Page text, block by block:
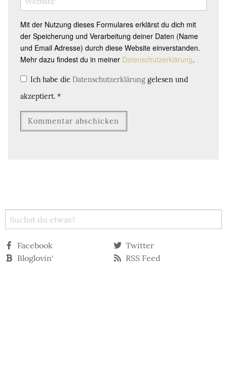
Mit der Nutzung dieses Formulares erklärst du dich mit
der Speicherung und Verarbeitung deiner Daten (Name
und Email Adresse) durch diese Website einverstanden.
Mehr dazu findest du in meiner Datenschutzerklärung.
Ich habe die Datenschutzerklärung gelesen und
akzeptiert. *
Facebook
Twitter
Bloglovin‘
RSS Feed